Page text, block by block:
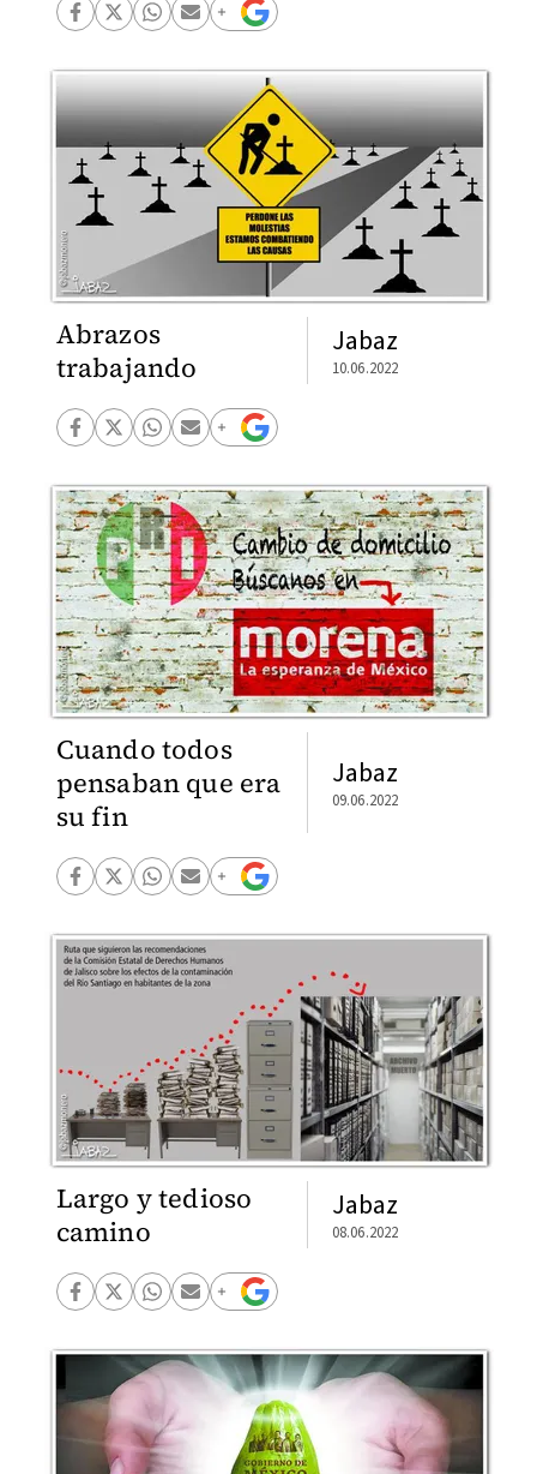
Abrazos
trabajando
Jabaz
10.06.2022
Cuando todos
pensaban que era
su fin
Jabaz
09.06.2022
Largo y tedioso
camino
Jabaz
08.06.2022